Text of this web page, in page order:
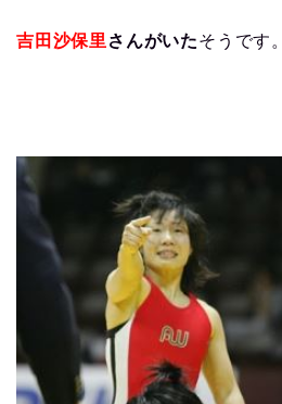
吉田沙保里 さんがいたそうです。